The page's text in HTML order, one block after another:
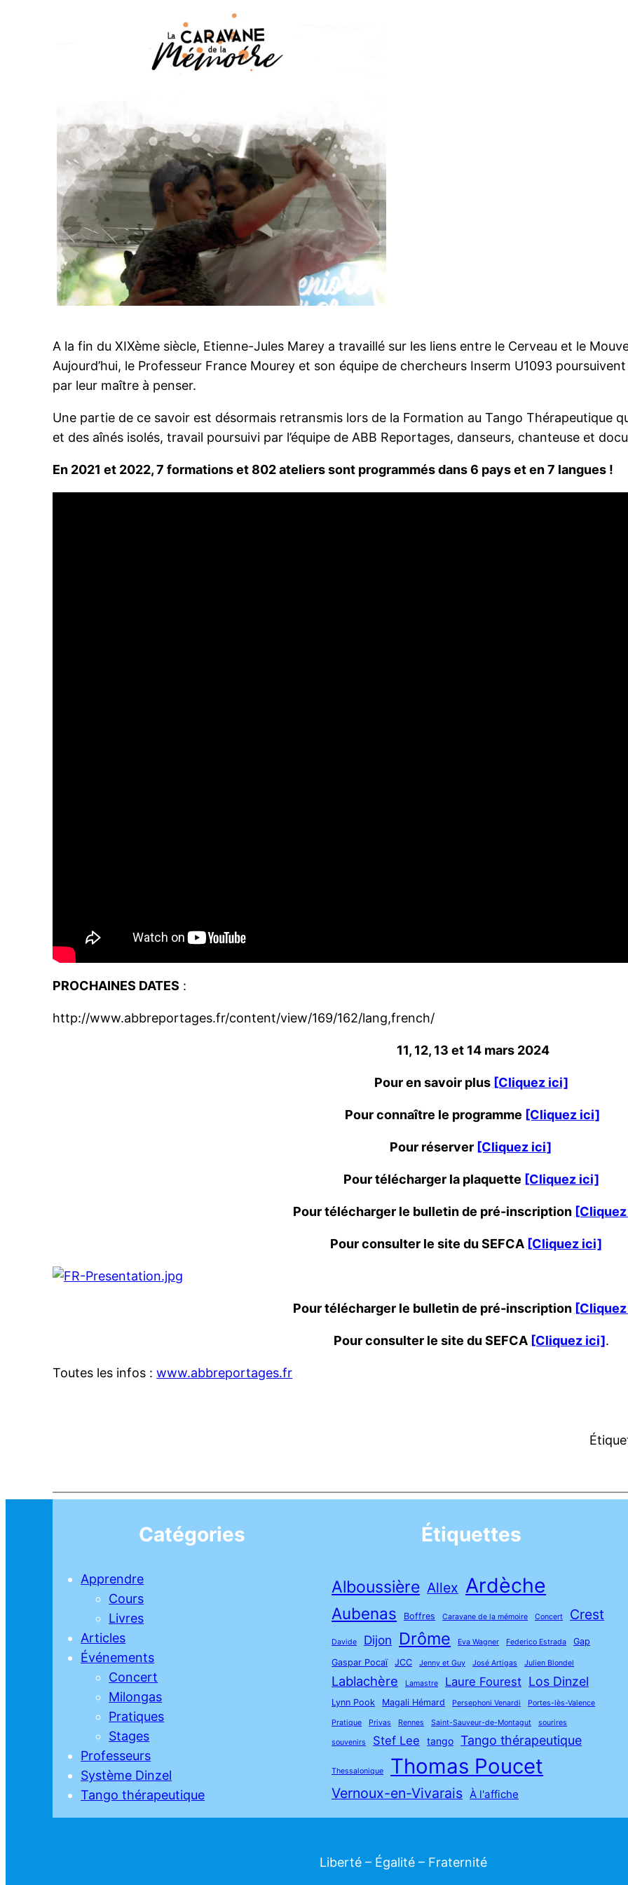
A la fin du XIXème siècle, Etienne-Jules Marey a travaillé sur les liens entre le Cerveau et le
Aujourd’hui, le Professeur France Mourey et son équipe de chercheurs Inserm U1093
par leur maître à penser.
Une partie de ce savoir est désormais retransmis lors de la Formation au Tango Thérapeutique
et des aînés isolés, travail poursuivi par l’équipe de ABB Reportages, danseurs, chanteuse et
En 2021 et 2022, 7 formations et 802 ateliers sont programmés dans 6 pays et en 7 langues !
PROCHAINES DATES :
http://www.abbreportages.fr/content/view/169/162/lang,french/
11, 12, 13 et 14 mars 2024
Pour en savoir plus [Cliquez ici]
Pour connaître le programme [Cliquez ici]
Pour réserver [Cliquez ici]
Pour télécharger la plaquette [Cliquez ici]
Pour télécharger le bulletin de pré-inscription
Pour consulter le site du SEFCA [Cliquez ici]
Pour télécharger le bulletin de pré-inscription
Pour consulter le site du SEFCA [Cliquez ici].
Toutes les infos :www.abbreportages.fr
Catégories
Apprendre
Cours
Livres
Articles
Événements
Concert
Milongas
Pratiques
Stages
Professeurs
Système Dinzel
Tango thérapeutique
Étiquettes
Alboussière Allex Ardèche
Aubenas Boffres Caravane de la mémoire Concert Crest
Davide Dijon Drôme Eva Wagner Federico Estrada
Gap
Gaspar Pocaï
JCC Jenny et Guy José Artigas Julien Blondel
Lablachère Lamastre Laure Fourest Los Dinzel
Lynn Pook Magali Hémard Persephoni Venardi Portes-lès-Valence
Pratique Privas Rennes Saint-Sauveur-de-Montagut sourires
souvenirs Stef Lee tango Tango thérapeutique
Thessalonique Thomas Poucet
Vernoux-en-Vivarais À l'affiche
Liberté – Égalité – Fraternité